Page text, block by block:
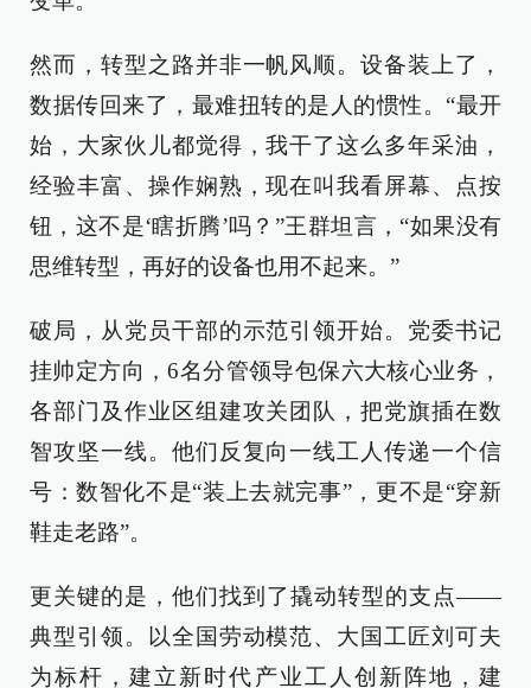
然而，转型之路并非一帆风顺。设备装上了，
数据传回来了，最难扭转的是人的惯性。“最开
始，大家伙儿都觉得，我干了这么多年采油，
经验丰富、操作娴熟，现在叫我看屏幕、点按
钮，这不是‘瞎折腾’吗？”王群坦言，“如果没有
思维转型，再好的设备也用不起来。”
破局，从党员干部的示范引领开始。党委书记
挂帅定方向，6名分管领导包保六大核心业务，
各部门及作业区组建攻关团队，把党旗插在数
智攻坚一线。他们反复向一线工人传递一个信
号：数智化不是“装上去就完事”，更不是“穿新
鞋走老路”。
更关键的是，他们找到了撬动转型的支点——
典型引领。以全国劳动模范、大国工匠刘可夫
为标杆，建立新时代产业工人创新阵地，建